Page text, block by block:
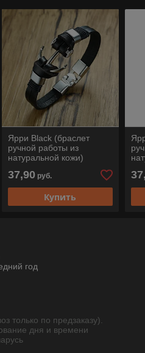
Ярри Black (браслет
ручной работы из
натуральной кожи)
37,90 руб.
Купить
год
только по предзаказу).
дня и времени